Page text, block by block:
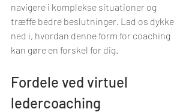
navigere i komplekse situationer og
træffe bedre beslutninger. Lad os dykke
ned i, hvordan denne form for coaching
kan gøre en forskel for dig.
Fordele ved virtuel
ledercoaching